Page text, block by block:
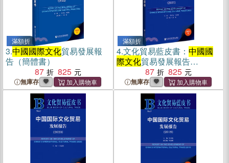
滿額折
3.中國國際文化貿易發展報
告（簡體書）
87
825
無庫存
滿額折
4.文化貿易藍皮書： 中國國
際文化貿易發展報告
2021（簡體書）
87 825
無庫存